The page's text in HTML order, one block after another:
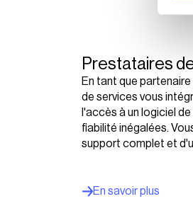
Prestataires
En tant que
de services vous
l'accès à un logiciel
fiabilité inégalées.
support complet et
En savoir plus